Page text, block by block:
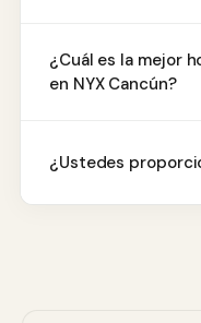
¿Cuál es la mejor
en NYX Cancún?
¿Ustedes